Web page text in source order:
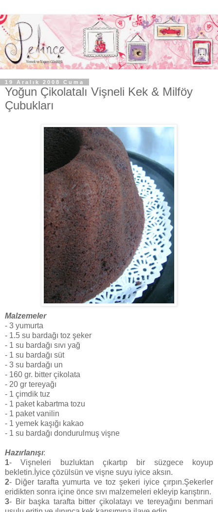
19 Aralık 2008 Cuma
Yoğun Çikolatalı Vişneli Kek & Milföy
Çubukları
Malzemeler
- 3 yumurta
- 1.5 su bardağı toz şeker
- 1 su bardağı sıvı yağ
- 1 su bardağı süt
- 3 su bardağı un
- 160 gr. bitter çikolata
- 20 gr tereyağı
- 1 çimdik tuz
- 1 paket kabartma tozu
- 1 paket vanilin
- 1 yemek kaşığı kakao
- 1 su bardağı dondurulmuş vişne
Hazırlanışı:
1- Vişneleri buzluktan çıkartıp bir süzgece koyup
bekletin.İyice çözülsün ve vişne suyu iyice aksın.
2- Diğer tarafta yumurta ve toz şekeri iyice çırpın.Şekerler
eridikten sonra içine önce sıvı malzemeleri ekleyip karıştırın.
3- Bir başka tarafta bitter çikolatayı ve tereyağını benmari